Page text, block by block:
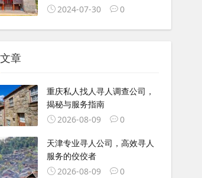
2024-07-30
0
章
重庆私人找人寻人调查公司，
揭秘与服务指南
2026-08-09
0
天津专业寻人公司，高效寻人
服务的佼佼者
2026-08-09
0